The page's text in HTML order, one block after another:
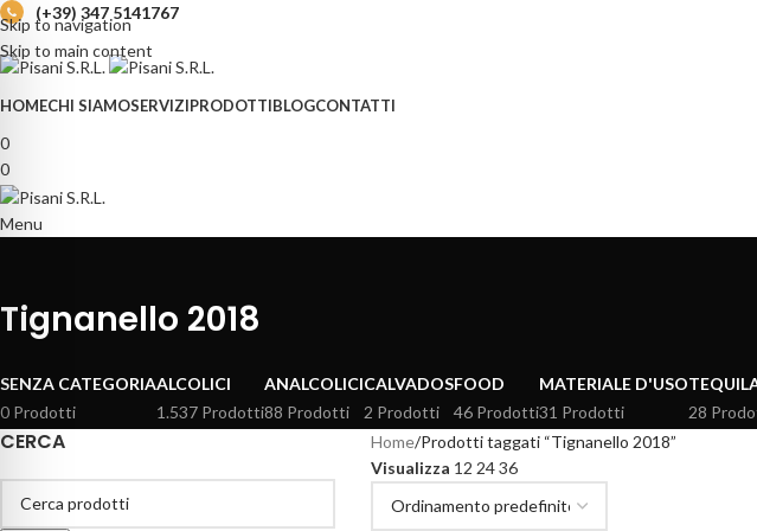
Skip to navigation
Skip to main content
(+39) 347 5141767
HOMECHI SIAMOSERVIZIPRODOTTIBLOGCONTATTI
0
0
Menu
Tignanello 2018
SENZA CATEGORIA
0 Prodotti
ALCOLICI
1.537 Prodotti
ANALCOLICI
88 Prodotti
CALVADOS
2 Prodotti
FOOD
46 Prodotti
MATERIALE D'USO
31 Prodotti
28
CERCA Home Prodotti taggati “Tignanello 2018”
Visualizza 12 2436